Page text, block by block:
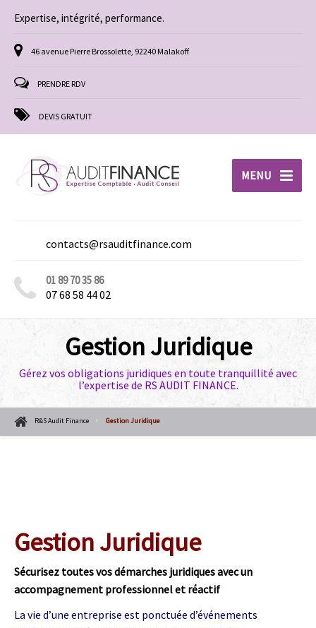
Expertise, intégrité, performance.
46 avenue Pierre Brossolette, 92240 Malakoff
PRENDRE RDV
DEVIS GRATUIT
MENU
contacts@rsauditfinance.com
01 89 70 35 86
07 68 58 44 02
Gestion Juridique
Gérez vos obligations juridiques en toute tranquillité avec
l’expertise de RS AUDIT FINANCE.
R&S Audit Finance Gestion Juridique
Gestion Juridique
Sécurisez toutes vos démarches juridiques avec un
accompagnement professionnel et réactif
La vie d’une entreprise est ponctuée d’événements